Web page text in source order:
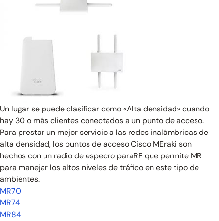
Un lugar se puede clasificar como «Alta densidad» cuando
hay 30 o más clientes conectados a un punto de acceso.
Para prestar un mejor servicio a las redes inalámbricas de
alta densidad, los puntos de acceso Cisco MEraki son
hechos con un radio de especro paraRF que permite MR
para manejar los altos niveles de tráfico en este tipo de
ambientes.
MR70
MR74
MR84